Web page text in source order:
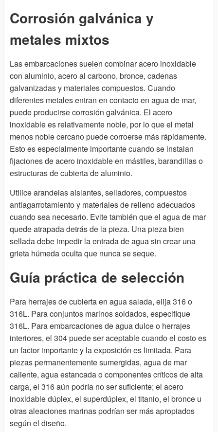
Corrosión galvánica y
metales mixtos
Las embarcaciones suelen combinar acero inoxidable
con aluminio, acero al carbono, bronce, cadenas
galvanizadas y materiales compuestos. Cuando
diferentes metales entran en contacto en agua de mar,
puede producirse corrosión galvánica. El acero
inoxidable es relativamente noble, por lo que el metal
menos noble cercano puede corroerse más rápidamente.
Esto es especialmente importante cuando se instalan
fijaciones de acero inoxidable en mástiles, barandillas o
estructuras de cubierta de aluminio.
Utilice arandelas aislantes, selladores, compuestos
antiagarrotamiento y materiales de relleno adecuados
cuando sea necesario. Evite también que el agua de mar
quede atrapada detrás de la pieza. Una pieza bien
sellada debe impedir la entrada de agua sin crear una
grieta húmeda oculta que nunca se seque.
Guía práctica de selección
Para herrajes de cubierta en agua salada, elija 316 o
316L. Para conjuntos marinos soldados, especifique
316L. Para embarcaciones de agua dulce o herrajes
interiores, el 304 puede ser aceptable cuando el costo es
un factor importante y la exposición es limitada. Para
piezas permanentemente sumergidas, agua de mar
caliente, agua estancada o componentes críticos de alta
carga, el 316 aún podría no ser suficiente; el acero
inoxidable dúplex, el superdúplex, el titanio, el bronce u
otras aleaciones marinas podrían ser más apropiados
según el diseño.